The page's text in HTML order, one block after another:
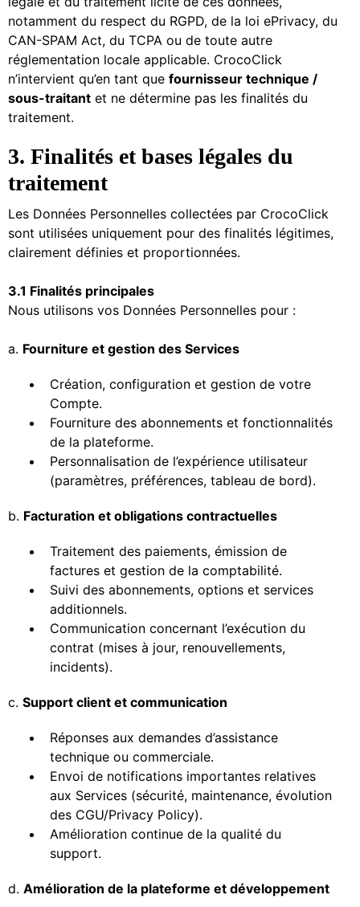
notamment du respect du RGPD, de la loi ePrivacy, du
CAN-SPAM Act, du TCPA ou de toute autre
réglementation locale applicable. CrocoClick
n’intervient qu’en tant que fournisseur technique /
sous-traitant et ne détermine pas les finalités du
traitement.
3. Finalités et bases légales du
traitement
Les Données Personnelles collectées par CrocoClick
sont utilisées uniquement pour des finalités légitimes,
clairement définies et proportionnées.
3.1 Finalités principales
Nous utilisons vos Données Personnelles pour :
a. Fourniture et gestion des Services
Création, configuration et gestion de votre
Compte.
Fourniture des abonnements et fonctionnalités
de la plateforme.
Personnalisation de l’expérience utilisateur
(paramètres, préférences, tableau de bord).
b. Facturation et obligations contractuelles
Traitement des paiements, émission de
factures et gestion de la comptabilité.
Suivi des abonnements, options et services
additionnels.
Communication concernant l’exécution du
contrat (mises à jour, renouvellements,
incidents).
c. Support client et communication
Réponses aux demandes d’assistance
technique ou commerciale.
Envoi de notifications importantes relatives
aux Services (sécurité, maintenance, évolution
des CGU/Privacy Policy).
Amélioration continue de la qualité du
support.
d. Amélioration de la plateforme et développement